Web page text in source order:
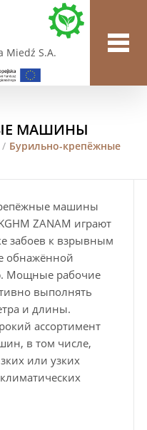
Miedź S.A.
МАШИНЫ
/ Бурильно-крепёжные
машины
ZANAM играют
забоев к взрывным
обнажённой
Мощные рабочие
выполнять
и длины.
ассортимент
в том числе,
или узких